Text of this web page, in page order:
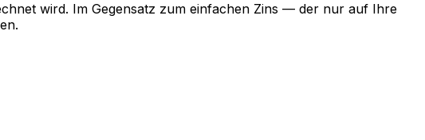
wird. Im Gegensatz zum einfachen Zins — der nur auf Ihre